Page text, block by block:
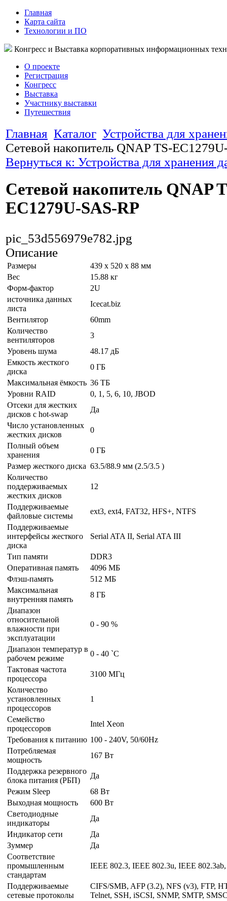
Главная
Карта сайта
Технологии и ПО
Конгресс и Выставка корпоративных информационных
О проекте
Регистрация
Конгресс
Выставка
Участнику выставки
Путешествия
Главная Каталог Устройства для
Сетевой накопитель QNAP TS-
Вернуться к: Устройства для хранения
Сетевой накопитель QNAP
EC1279U-SAS-RP
pic_53d556979e782.jpg
Описание
Размеры
439 x 520 x 88 мм
Вес
15.88 кг
Форм-фактор
2U
источника данных
листа
Icecat.biz
Вентилятор
60mm
Количество
вентиляторов
3
Уровень шума
48.17 дБ
Емкость жесткого
диска
0 ГБ
Максимальная ёмкость 36 ТБ
Уровни RAID
0, 1, 5, 6, 10, JBOD
Отсеки для жестких
дисков с hot-swap
Да
Число установленных
жестких дисков
0
Полный объем
хранения
0 ГБ
Размер жесткого диска 63.5/88.9 мм (2.5/3.5 )
Количество
поддерживаемых
жестких дисков
12
Поддерживаемые
файловые системы
ext3, ext4, FAT32, HFS+, NTFS
Поддерживаемые
интерфейсы жесткого
диска
Serial ATA II, Serial ATA III
Тип памяти
DDR3
Оперативная память
4096 МБ
Флэш-память
512 МБ
Максимальная
внутренняя память
8 ГБ
Диапазон
относительной
влажности при
эксплуатации
0 - 90 %
Диапазон температур в
рабочем режиме
0 - 40 `C
Тактовая частота
процессора
3100 МГц
Количество
установленных
процессоров
1
Семейство
процессоров
Intel Xeon
Требования к питанию 100 - 240V, 50/60Hz
Потребляемая
мощность
167 Вт
Поддержка резервного
блока питания (РБП)
Да
Режим Sleep
68 Вт
Выходная мощность
600 Вт
Светодиодные
индикаторы
Да
Индикатор сети
Да
Зуммер
Да
Соответствие
промышленным
стандартам
IEEE 802.3, IEEE 802.3u, IEEE
Поддерживаемые
сетевые протоколы
CIFS/SMB, AFP (3.2), NFS (v3), FTP,
Telnet, SSH, iSCSI, SNMP, SMTP,